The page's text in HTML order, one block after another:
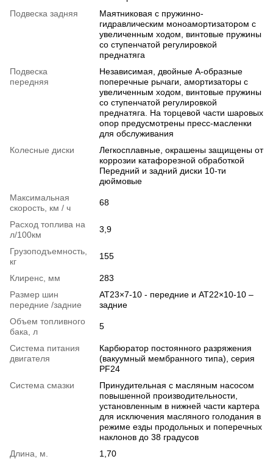
Подвеска задняя
Маятниковая с пружинно-
гидравлическим моноамортизатором с
увеличенным ходом, винтовые пружины
со ступенчатой регулировкой
преднатяга
Подвеска
передняя
Независимая, двойные A-образные
поперечные рычаги, амортизаторы с
увеличенным ходом, винтовые пружины
со ступенчатой регулировкой
преднатяга. На торцевой части шаровых
опор предусмотрены пресс-масленки
для обслуживания
Колесные диски
Легкосплавные, окрашены защищены от
коррозии катафорезной обработкой
Передний и задний диски 10-ти
дюймовые
Максимальная
скорость, км / ч
68
Расход топлива на
л/100км
3,9
Грузоподъемность,
кг
155
Клиренс, мм
283
Размер шин
передние /задние
АТ23×7-10 - передние и АТ22×10-10 –
задние
Объем топливного
бака, л
5
Система питания
двигателя
Карбюратор постоянного разряжения
(вакуумный мембранного типа), серия
PF24
Система смазки
Принудительная с масляным насосом
повышенной производительности,
установленным в нижней части картера
для исключения масляного голодания в
режиме езды продольных и поперечных
наклонов до 38 градусов
Длина, м.
1,70